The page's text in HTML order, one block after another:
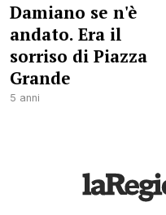
Damiano se n'è
andato. Era il
sorriso di Piazza
Grande
5 anni